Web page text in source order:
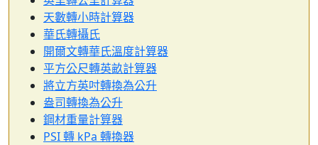
天數轉小時計算器
華氏轉攝氏
開爾文轉華氏溫度計算器
平方公尺轉英畝計算器
將立方英吋轉換為公升
盎司轉換為公升
鋼材重量計算器
PSI 轉 kPa 轉換器